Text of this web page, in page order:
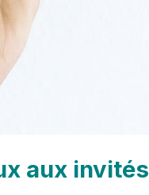
aux invités